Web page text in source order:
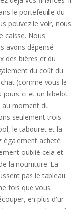
le portefeuille du
pouvez le voir, nous
caisse. Nous
avons dépensé
des bières et du
du coût du
(comme vous le
jours-ci et un bibelot
au moment du
seulement trois
le tabouret et la
également acheté
oublié cela et
la nourriture. La
pas le tableau
fois que vous
en plus d'un